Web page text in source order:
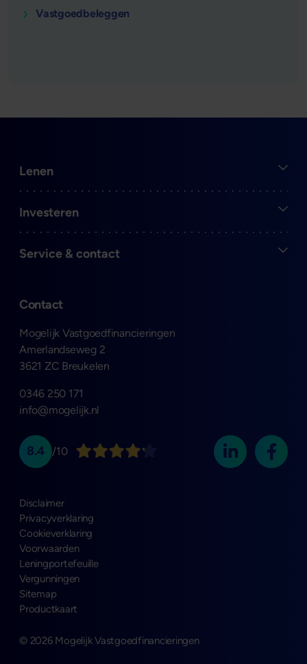
Vastgoedbeleggen
Contact
Mogelijk Vastgoedfinancieringen
Amerlandseweg 2
3621 ZC Breukelen
0346 250 171
info@mogelijk.nl
Open
Lenen
Open
Investeren
Open
Service & contact
8.4 /10
© 2026 Mogelijk Vastgoedfinancieringen
Disclaimer
Privacyverklaring
Cookieverklaring
Voorwaarden
Leningportefeuille
Vergunningen
Sitemap
Productkaart